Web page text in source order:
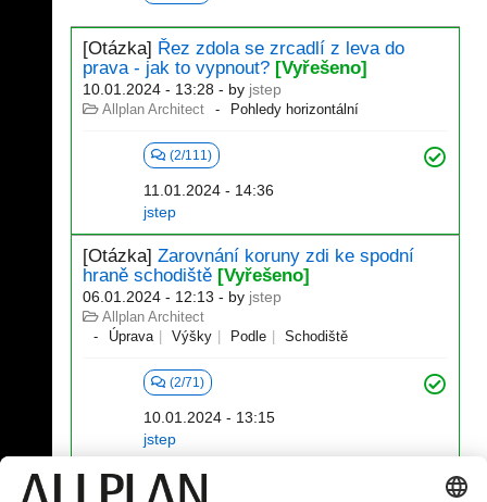
[Otázka] Řez zdola se zrcadlí z leva do
prava - jak to vypnout? [Vyřešeno]
10.01.2024 - 13:28 - by jstep
Allplan Architect Pohledy horizontální
(2/111)
11.01.2024 - 14:36
jstep
[Otázka] Zarovnání koruny zdi ke spodní
hraně schodiště [Vyřešeno]
06.01.2024 - 12:13 - by jstep
Allplan Architect
Úprava
Výšky Podle Schodiště
(2/71)
10.01.2024 - 13:15
jstep